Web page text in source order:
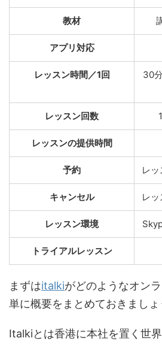
教材
アプリ対応
レッスン時間／1回
30
レッスン回数
レッスンの提供時間
予約 レ
キャンセル レ
レッスン環境
トライアルレッスン
まずはitalkiがどのようなオン
単に概要をまとめておきましょ
Italkiとは香港に本社を置く世